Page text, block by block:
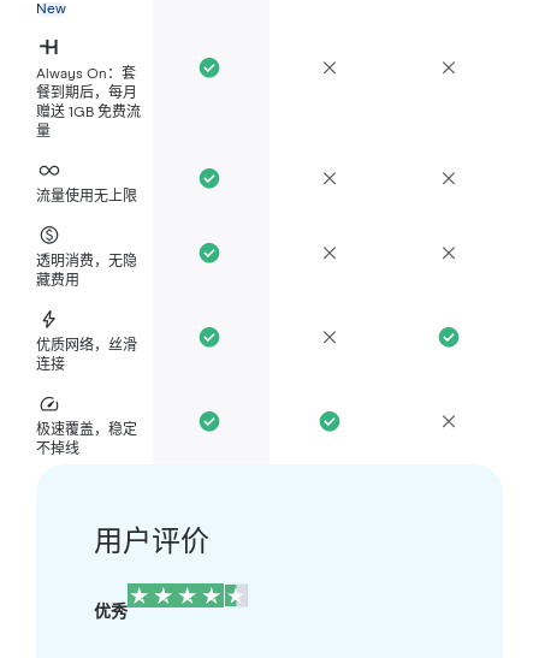
New
Always On：套
餐到期后，每月
赠送 1GB 免费流
量
流量使用无上限
透明消费，无隐
藏费用
优质网络，丝滑
连接
极速覆盖，稳定
不掉线
用户评价
优秀